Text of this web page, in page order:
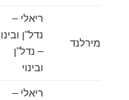
מירלנד
ריאלי –
נדל"ן ובינוי
– נדל"ן
ובינוי
ריאלי –